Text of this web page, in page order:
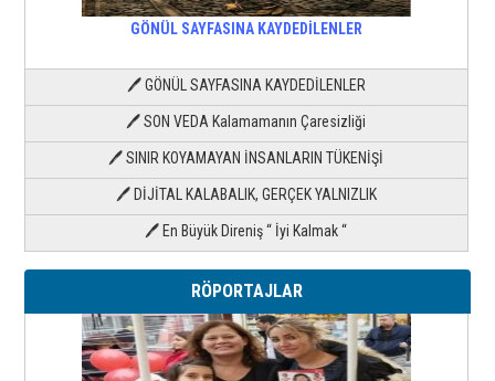
GÖNÜL SAYFASINA KAYDEDİLENLER
🖊 GÖNÜL SAYFASINA KAYDEDİLENLER
🖊 SON VEDA Kalamamanın Çaresizliği
🖊 SINIR KOYAMAYAN İNSANLARIN TÜKENİŞİ
🖊 DİJİTAL KALABALIK, GERÇEK YALNIZLIK
🖊 En Büyük Direniş “ İyi Kalmak “
RÖPORTAJLAR